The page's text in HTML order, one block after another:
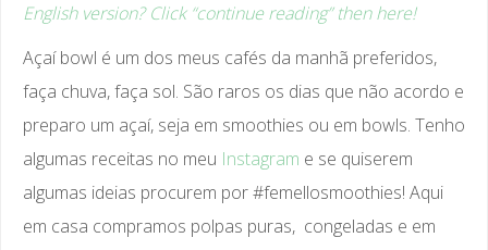
English version? Click “continue reading” then here!
Açaí bowl é um dos meus cafés da manhã preferidos,
faça chuva, faça sol. São raros os dias que não acordo e
preparo um açaí, seja em smoothies ou em bowls. Tenho
algumas receitas no meu Instagram e se quiserem
algumas ideias procurem por #femellosmoothies! Aqui
em casa compramos polpas puras, congeladas e em